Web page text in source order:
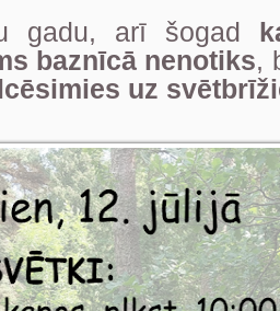
gadu, arī šogad
baznīcā nenotiks,
uz